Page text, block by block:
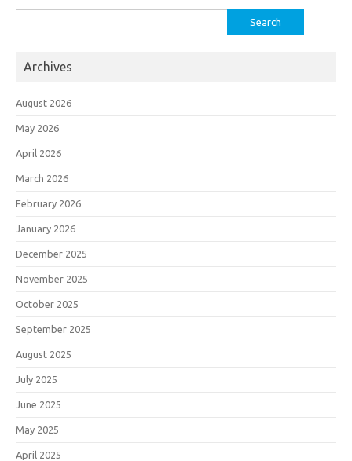
for:
Archives
August 2026
May 2026
April 2026
March 2026
February 2026
January 2026
December 2025
November 2025
October 2025
September 2025
August 2025
July 2025
June 2025
May 2025
April 2025